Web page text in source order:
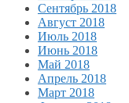
Сентябрь 2018
Август 2018
Июль 2018
Июнь 2018
Май 2018
Апрель 2018
Март 2018